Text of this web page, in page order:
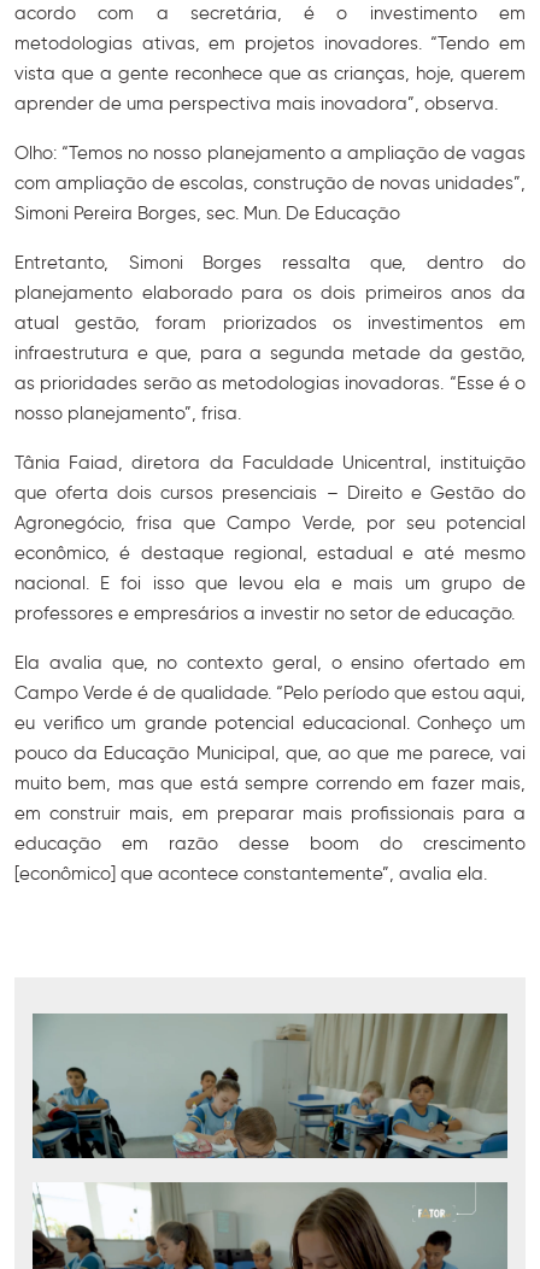
acordo com a secretária, é o investimento em
metodologias ativas, em projetos inovadores. “Tendo em
vista que a gente reconhece que as crianças, hoje, querem
aprender de uma perspectiva mais inovadora”, observa.
Olho: “Temos no nosso planejamento a ampliação de vagas
com ampliação de escolas, construção de novas unidades”,
Simoni Pereira Borges, sec. Mun. De Educação
Entretanto, Simoni Borges ressalta que, dentro do
planejamento elaborado para os dois primeiros anos da
atual gestão, foram priorizados os investimentos em
infraestrutura e que, para a segunda metade da gestão,
as prioridades serão as metodologias inovadoras. “Esse é o
nosso planejamento”, frisa.
Tânia Faiad, diretora da Faculdade Unicentral, instituição
que oferta dois cursos presenciais – Direito e Gestão do
Agronegócio, frisa que Campo Verde, por seu potencial
econômico, é destaque regional, estadual e até mesmo
nacional. E foi isso que levou ela e mais um grupo de
professores e empresários a investir no setor de educação.
Ela avalia que, no contexto geral, o ensino ofertado em
Campo Verde é de qualidade. “Pelo período que estou aqui,
eu verifico um grande potencial educacional. Conheço um
pouco da Educação Municipal, que, ao que me parece, vai
muito bem, mas que está sempre correndo em fazer mais,
em construir mais, em preparar mais profissionais para a
educação em razão desse boom do crescimento
[econômico] que acontece constantemente”, avalia ela.